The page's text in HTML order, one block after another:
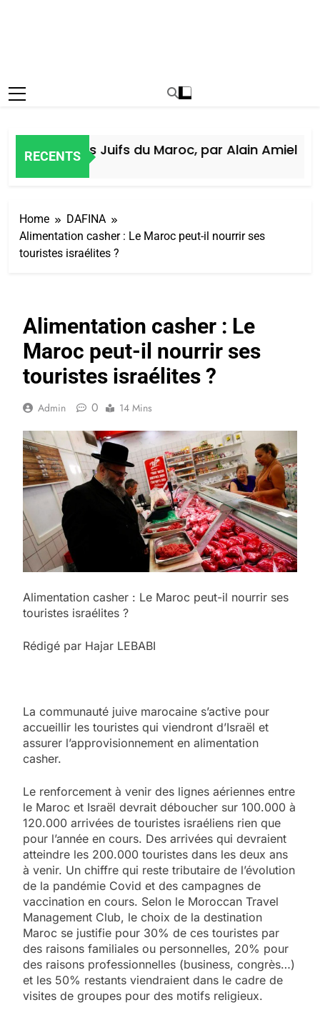
RECENTS
des Juifs du Maroc, par Alain Amiel
Home
DAFINA
Alimentation casher : Le Maroc peut-il nourrir ses
touristes israélites ?
Alimentation casher : Le
Maroc peut-il nourrir ses
touristes israélites ?
Admin 0 14 Mins
Alimentation casher : Le Maroc peut-il nourrir ses
touristes israélites ?
Rédigé par Hajar LEBABI
La communauté juive marocaine s’active pour
accueillir les touristes qui viendront d’Israël et
assurer l’approvisionnement en alimentation
casher.
Le renforcement à venir des lignes aériennes entre
le Maroc et Israël devrait déboucher sur 100.000 à
120.000 arrivées de touristes israéliens rien que
pour l’année en cours. Des arrivées qui devraient
atteindre les 200.000 touristes dans les deux ans
à venir. Un chiffre qui reste tributaire de l’évolution
de la pandémie Covid et des campagnes de
vaccination en cours. Selon le Moroccan Travel
Management Club, le choix de la destination
Maroc se justifie pour 30% de ces touristes par
des raisons familiales ou personnelles, 20% pour
des raisons professionnelles (business, congrès…)
et les 50% restants viendraient dans le cadre de
visites de groupes pour des motifs religieux.